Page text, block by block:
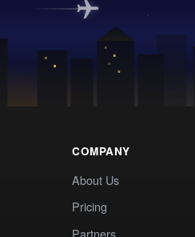
COMPANY
About Us
Pricing
Partners